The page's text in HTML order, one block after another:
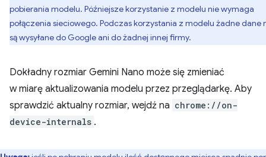
pobierania modelu. Późniejsze korzystanie z modelu nie wymaga
połączenia sieciowego. Podczas korzystania z modelu żadne dane
są wysyłane do Google ani do żadnej innej firmy.
Dokładny rozmiar Gemini Nano może się zmieniać
w miarę aktualizowania modelu przez przeglądarkę. Aby
sprawdzić aktualny rozmiar, wejdź na chrome://on-
device-internals .